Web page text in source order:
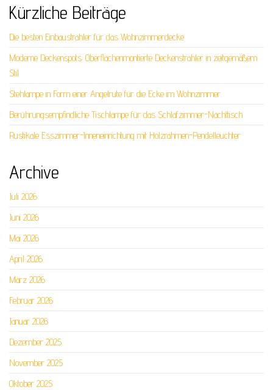
Kürzliche Beiträge
Die besten Einbaustrahler für das Wohnzimmerdecke
Moderne Deckenspots: Oberflächenmontierte Deckenstrahler in zeitgemäßem
Stil
Stehlampe in Form einer Angelrute für die Ecke im Wohnzimmer
Berührungsempfindliche Tischlampe für das Schlafzimmer-Nachttisch
Rustikale Esszimmer-Inneneinrichtung mit Holzrahmen-Pendelleuchter
Archive
Juli 2026
Juni 2026
Mai 2026
April 2026
März 2026
Februar 2026
Januar 2026
Dezember 2025
November 2025
Oktober 2025